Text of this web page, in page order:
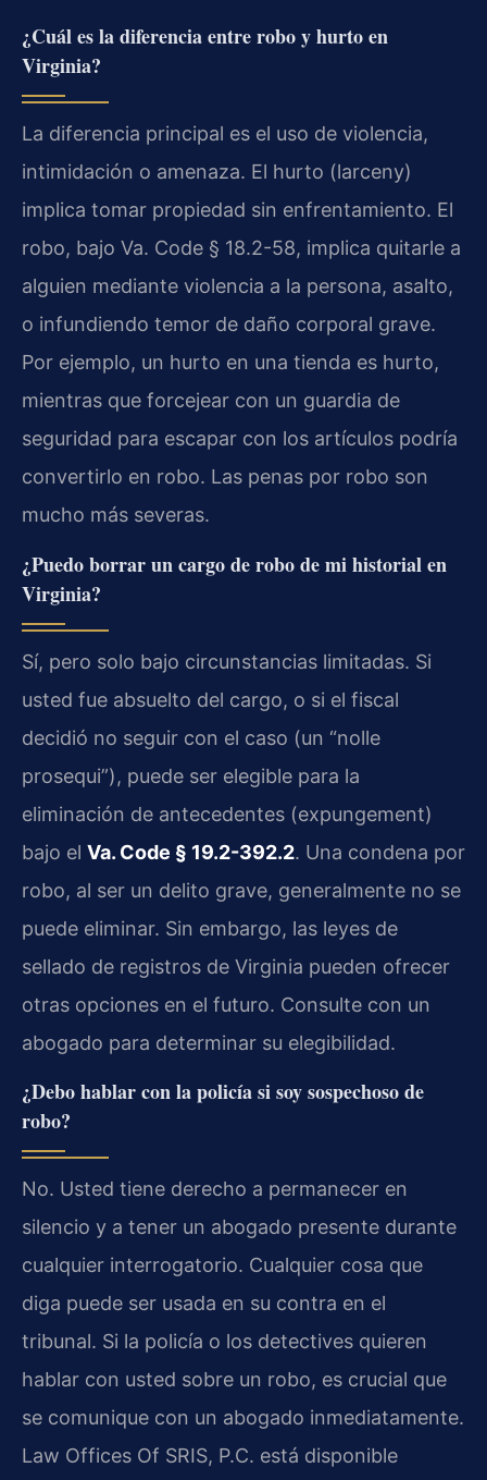
¿Cuál es la diferencia entre robo y hurto en
Virginia?
La diferencia principal es el uso de violencia,
intimidación o amenaza. El hurto (larceny)
implica tomar propiedad sin enfrentamiento. El
robo, bajo Va. Code § 18.2-58, implica quitarle a
alguien mediante violencia a la persona, asalto,
o infundiendo temor de daño corporal grave.
Por ejemplo, un hurto en una tienda es hurto,
mientras que forcejear con un guardia de
seguridad para escapar con los artículos podría
convertirlo en robo. Las penas por robo son
mucho más severas.
¿Puedo borrar un cargo de robo de mi historial en
Virginia?
Sí, pero solo bajo circunstancias limitadas. Si
usted fue absuelto del cargo, o si el fiscal
decidió no seguir con el caso (un “nolle
prosequi”), puede ser elegible para la
eliminación de antecedentes (expungement)
bajo el Va. Code § 19.2-392.2. Una condena por
robo, al ser un delito grave, generalmente no se
puede eliminar. Sin embargo, las leyes de
sellado de registros de Virginia pueden ofrecer
otras opciones en el futuro. Consulte con un
abogado para determinar su elegibilidad.
¿Debo hablar con la policía si soy sospechoso de
robo?
No. Usted tiene derecho a permanecer en
silencio y a tener un abogado presente durante
cualquier interrogatorio. Cualquier cosa que
diga puede ser usada en su contra en el
tribunal. Si la policía o los detectives quieren
hablar con usted sobre un robo, es crucial que
se comunique con un abogado inmediatamente.
Law Offices Of SRIS, P.C. está disponible